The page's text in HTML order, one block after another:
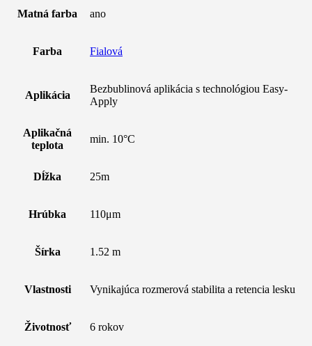
Matná farba ano
Farba Fialová
Aplikácia
Bezbublinová aplikácia s technológiou Easy-
Apply
Aplikačná
teplota
min. 10°C
Dĺžka 25m
Hrúbka 110μm
Šírka 1.52 m
Vlastnosti Vynikajúca rozmerová stabilita a retencia lesku
Životnosť 6 rokov